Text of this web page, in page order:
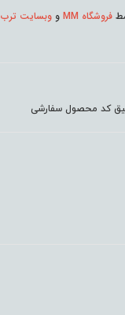
فروشگاه MM و وبسایت ترب
کد محصول سفارشی